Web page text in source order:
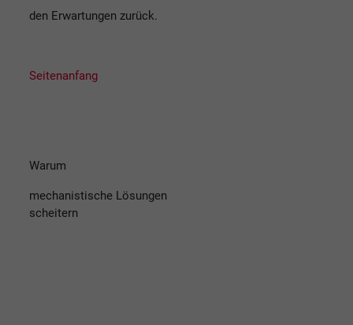
den Erwartungen zurück.
Seitenanfang
Warum
mechanistische Lösungen
scheitern